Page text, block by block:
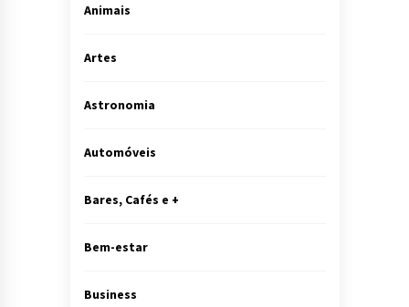
Animais
Artes
Astronomia
Automóveis
Bares, Cafés e +
Bem-estar
Business